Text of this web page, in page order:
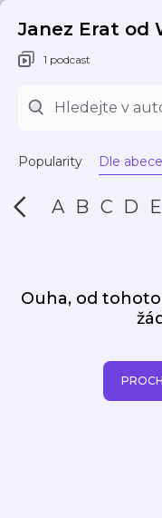
Janez Erat od
1 podcast
Popularity Dle
A B C D E
Ouha, od